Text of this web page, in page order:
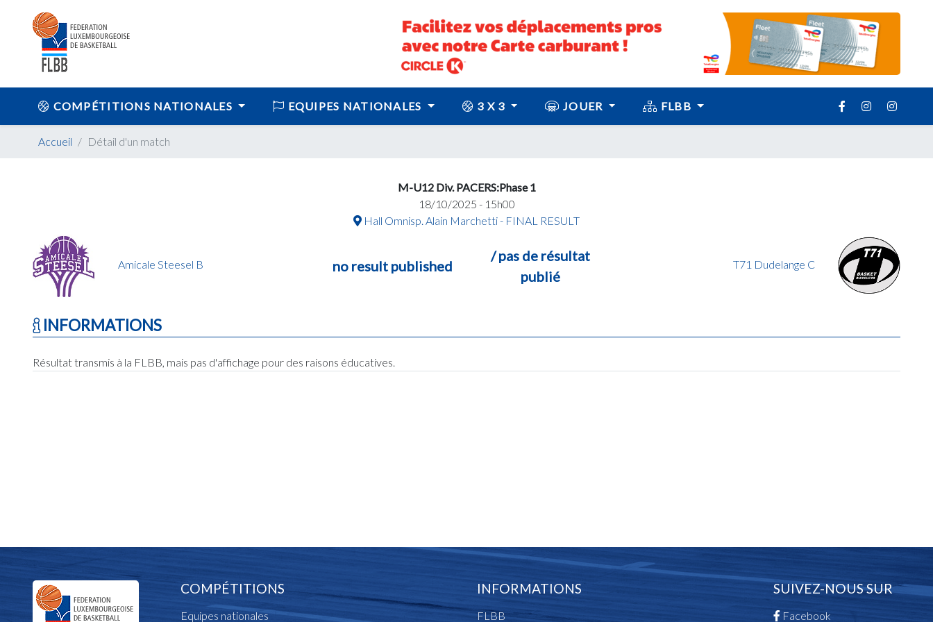
COMPÉTITIONS NATIONALES EQUIPES NATIONALES 3 X 3 JOUER FLBB
Accueil Détail d'un match
M-U12 Div. PACERS:Phase 1
18/10/2025 - 15h00
Hall Omnisp. Alain Marchetti - FINAL RESULT
Amicale Steesel B no result published
/ pas de résultat
publié
T71 Dudelange C
INFORMATIONS
Résultat transmis à la FLBB, mais pas d'affichage pour des raisons éducatives.
COMPÉTITIONS
Equipes nationales
INFORMATIONS
FLBB
SUIVEZ-NOUS SUR
Facebook